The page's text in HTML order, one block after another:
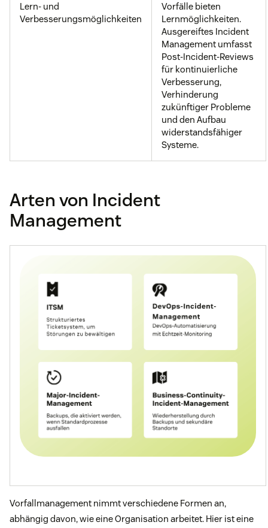
Lern- und
Verbesserungsmöglichkeiten
Vorfälle bieten
Lernmöglichkeiten.
Ausgereiftes Incident
Management umfasst
Post-Incident-Reviews
für kontinuierliche
Verbesserung,
Verhinderung
zukünftiger Probleme
und den Aufbau
widerstandsfähiger
Systeme.
Arten von Incident
Management
Vorfallmanagement nimmt verschiedene Formen an,
abhängig davon, wie eine Organisation arbeitet. Hier ist eine